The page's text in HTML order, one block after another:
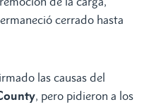
cerrado hasta
las causas del
, pero pidieron a los